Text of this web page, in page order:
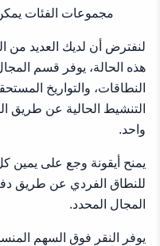
مجموعات الفئات
لنفترض أن لديك العديد من
هذه الحالة، يوفر قسم
النطاقات، والتواريخ
التنشيط الحالية عن طريق
واحد.
يمنح أيقونة وجع على يمين
للنطاق الفردي عن طريق
المجال المحدد.
يوفر النقر فوق السهم